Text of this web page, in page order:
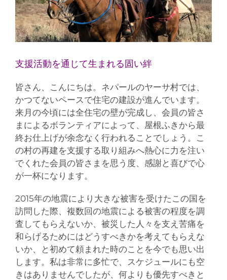
支援活動を通じて生まれる固い絆
皆さん、こんにちは。ネパールのヤーサ村では、
かつてないペースで住宅の建設が進んでいます。
来月の今頃には全住宅の壁が完成し、会員の皆さ
まによるボランティアによって、屋根ふきから最
終お仕上げが余念なく行われることでしょう。こ
の村の再建を支援する取り組みへ熱心に力を注い
でくれた会員の皆さまを思う度、感謝と喜びで心
が一杯になります。
2015年の地震により大きな被害を受けたこの国を
訪問した際、複数回の地震による被害の程度を調
査してもらえないか、被災した人々を支え苦痛を
和らげるためにはどうすべきかを考えてもらえな
いか、と初めて頼まれた時のことを今でも思い出
します。私は非常に多忙で、スケジュールにも空
きはありませんでしたが、何よりも優先すべきと